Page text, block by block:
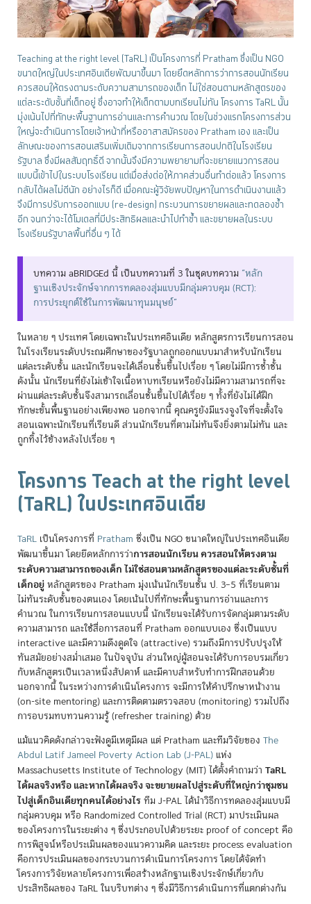
Teaching at the right level (TaRL) เป็นโครงการที่ Pratham ซึ่งเป็น NGO
ขนาดใหญ่ในประเทศอินเดียพัฒนาขึ้นมา โดยยึดหลักการว่าการสอนนักเรียน
ควรสอนให้ตรงตามระดับความสามารถของเด็ก ไม่ใช่สอนตามหลักสูตรของ
แต่ละระดับชั้นที่เด็กอยู่ ซึ่งอาจทำให้เด็กตามบทเรียนไม่ทัน โครงการ TaRL นั้น
มุ่งเน้นไปที่ทักษะพื้นฐานการอ่านและการคำนวณ โดยในช่วงแรกโครงการส่วน
ใหญ่จะดำเนินการโดยเจ้าหน้าที่หรืออาสาสมัครของ Pratham เอง และเป็น
ลักษณะของการสอนเสริมเพิ่มเติมจากการเรียนการสอนปกติในโรงเรียน
รัฐบาล ซึ่งมีผลสัมฤทธิ์ดี จากนั้นจึงมีความพยายามที่จะขยายแนวการสอน
แบบนี้เข้าไปในระบบโรงเรียน แต่เมื่อส่งต่อให้ภาคส่วนอื่นทำต่อแล้ว โครงการ
กลับได้ผลไม่ดีนัก อย่างไรก็ดี เมื่อคณะผู้วิจัยพบปัญหาในการดำเนินงานแล้ว
จึงมีการปรับการออกแบบ (re-design) กระบวนการขยายผลและทดลองซ้ำ
อีก จนกว่าจะได้โมเดลที่มีประสิทธิผลและนำไปทำซ้ำ และขยายผลในระบบ
โรงเรียนรัฐบาลพื้นที่อื่น ๆ ได้
บทความ aBRIDGEd นี้ เป็นบทความที่ 3 ในชุดบทความ “หลัก
ฐานเชิงประจักษ์จากการทดลองสุ่มแบบมีกลุ่มควบคุม (RCT):
การประยุกต์ใช้ในการพัฒนาทุนมนุษย์”
ในหลาย ๆ ประเทศ โดยเฉพาะในประเทศอินเดีย หลักสูตรการเรียนการสอน
ในโรงเรียนระดับประถมศึกษาของรัฐบาลถูกออกแบบมาสำหรับนักเรียน
แต่ละระดับชั้น และนักเรียนจะได้เลื่อนชั้นขึ้นไปเรื่อย ๆ โดยไม่มีการซ้ำชั้น
ดังนั้น นักเรียนที่ยังไม่เข้าใจเนื้อหาบทเรียนหรือยังไม่มีความสามารถที่จะ
ผ่านแต่ละระดับชั้นจึงสามารถเลื่อนชั้นขึ้นไปได้เรื่อย ๆ ทั้งที่ยังไม่ได้ฝึก
ทักษะขั้นพื้นฐานอย่างเพียงพอ นอกจากนี้ คุณครูยังมีแรงจูงใจที่จะตั้งใจ
สอนเฉพาะนักเรียนที่เรียนดี ส่วนนักเรียนที่ตามไม่ทันจึงยิ่งตามไม่ทัน และ
ถูกทิ้งไว้ข้างหลังไปเรื่อย ๆ
โครงการ Teach at the right level
(TaRL) ในประเทศอินเดีย
TaRL เป็นโครงการที่ Pratham ซึ่งเป็น NGO ขนาดใหญ่ในประเทศอินเดีย
พัฒนาขึ้นมา โดยยึดหลักการว่าการสอนนักเรียน ควรสอนให้ตรงตาม
ระดับความสามารถของเด็ก ไม่ใช่สอนตามหลักสูตรของแต่ละระดับชั้นที่
เด็กอยู่หลักสูตรของ Pratham มุ่งเน้นนักเรียนชั้น ป. 3–5 ที่เรียนตาม
ไม่ทันระดับชั้นของตนเอง โดยเน้นไปที่ทักษะพื้นฐานการอ่านและการ
คำนวณ ในการเรียนการสอนแบบนี้ นักเรียนจะได้รับการจัดกลุ่มตามระดับ
ความสามารถ และใช้สื่อการสอนที่ Pratham ออกแบบเอง ซึ่งเป็นแบบ
interactive และมีความดึงดูดใจ (attractive) รวมถึงมีการปรับปรุงให้
ทันสมัยอย่างสม่ำเสมอ ในปัจจุบัน ส่วนใหญ่ผู้สอนจะได้รับการอบรมเกี่ยว
กับหลักสูตรเป็นเวลาหนึ่งสัปดาห์ และมีคาบสำหรับทำการฝึกสอนด้วย
นอกจากนี้ ในระหว่างการดำเนินโครงการ จะมีการให้คำปรึกษาหน้างาน
(on-site mentoring) และการติดตามตรวจสอบ (monitoring) รวมไปถึง
การอบรมทบทวนความรู้ (refresher training) ด้วย
แม้แนวคิดดังกล่าวจะฟังดูมีเหตุมีผล แต่ Pratham และทีมวิจัยของ The
Abdul Latif Jameel Poverty Action Lab (J-PAL) แห่ง
Massachusetts Institute of Technology (MIT) ได้ตั้งคำถามว่า TaRL
ได้ผลจริงหรือ และหากได้ผลจริง จะขยายผลไปสู่ระดับที่ใหญ่กว่าชุมชน
ไปสู่เด็กอินเดียทุกคนได้อย่างไรทีม J-PAL ได้นำวิธีการทดลองสุ่มแบบมี
กลุ่มควบคุม หรือ Randomized Controlled Trial (RCT) มาประเมินผล
ของโครงการในระยะต่าง ๆ ซึ่งประกอบไปด้วยระยะ proof of concept คือ
การพิสูจน์หรือประเมินผลของแนวความคิด และระยะ process evaluation
คือการประเมินผลของกระบวนการดำเนินการโครงการ โดยได้จัดทำ
โครงการวิจัยหลายโครงการเพื่อสร้างหลักฐานเชิงประจักษ์เกี่ยวกับ
ประสิทธิผลของ TaRL ในบริบทต่าง ๆ ซึ่งมีวิธีการดำเนินการที่แตกต่างกัน